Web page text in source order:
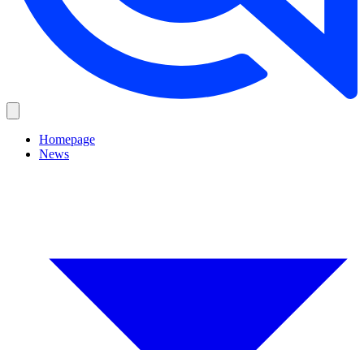
Homepage
News